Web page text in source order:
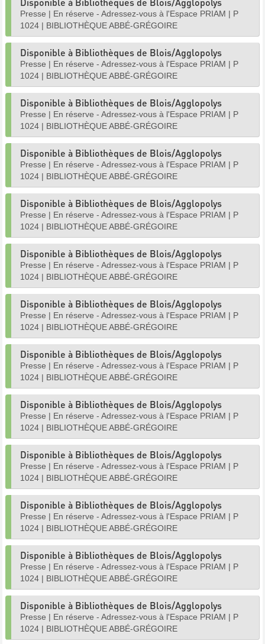
Presse | En réserve - Adressez-vous à l'Espace PRIAM | P
1024 | BIBLIOTHÈQUE ABBÉ-GRÉGOIRE
Disponible à Bibliothèques de Blois/Agglopolys
Presse | En réserve - Adressez-vous à l'Espace PRIAM | P
1024 | BIBLIOTHÈQUE ABBÉ-GRÉGOIRE
Disponible à Bibliothèques de Blois/Agglopolys
Presse | En réserve - Adressez-vous à l'Espace PRIAM | P
1024 | BIBLIOTHÈQUE ABBÉ-GRÉGOIRE
Disponible à Bibliothèques de Blois/Agglopolys
Presse | En réserve - Adressez-vous à l'Espace PRIAM | P
1024 | BIBLIOTHÈQUE ABBÉ-GRÉGOIRE
Disponible à Bibliothèques de Blois/Agglopolys
Presse | En réserve - Adressez-vous à l'Espace PRIAM | P
1024 | BIBLIOTHÈQUE ABBÉ-GRÉGOIRE
Disponible à Bibliothèques de Blois/Agglopolys
Presse | En réserve - Adressez-vous à l'Espace PRIAM | P
1024 | BIBLIOTHÈQUE ABBÉ-GRÉGOIRE
Disponible à Bibliothèques de Blois/Agglopolys
Presse | En réserve - Adressez-vous à l'Espace PRIAM | P
1024 | BIBLIOTHÈQUE ABBÉ-GRÉGOIRE
Disponible à Bibliothèques de Blois/Agglopolys
Presse | En réserve - Adressez-vous à l'Espace PRIAM | P
1024 | BIBLIOTHÈQUE ABBÉ-GRÉGOIRE
Disponible à Bibliothèques de Blois/Agglopolys
Presse | En réserve - Adressez-vous à l'Espace PRIAM | P
1024 | BIBLIOTHÈQUE ABBÉ-GRÉGOIRE
Disponible à Bibliothèques de Blois/Agglopolys
Presse | En réserve - Adressez-vous à l'Espace PRIAM | P
1024 | BIBLIOTHÈQUE ABBÉ-GRÉGOIRE
Disponible à Bibliothèques de Blois/Agglopolys
Presse | En réserve - Adressez-vous à l'Espace PRIAM | P
1024 | BIBLIOTHÈQUE ABBÉ-GRÉGOIRE
Disponible à Bibliothèques de Blois/Agglopolys
Presse | En réserve - Adressez-vous à l'Espace PRIAM | P
1024 | BIBLIOTHÈQUE ABBÉ-GRÉGOIRE
Disponible à Bibliothèques de Blois/Agglopolys
Presse | En réserve - Adressez-vous à l'Espace PRIAM | P
1024 | BIBLIOTHÈQUE ABBÉ-GRÉGOIRE